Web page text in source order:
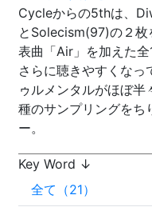
Cycleからの5thは、
とSolecism(97)の２枚
表曲「Air」を加えた全
さらに聴きやすくなっ
ゥルメンタルがほぼ
種のサンプリングをち
ー。
Key Word ↓
全て（21）